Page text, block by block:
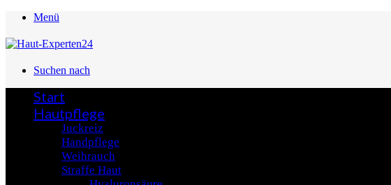
Menü
Suchen nach
Start
Hautpflege
Juckreiz
Handpflege
Weihrauch
Straffe Haut